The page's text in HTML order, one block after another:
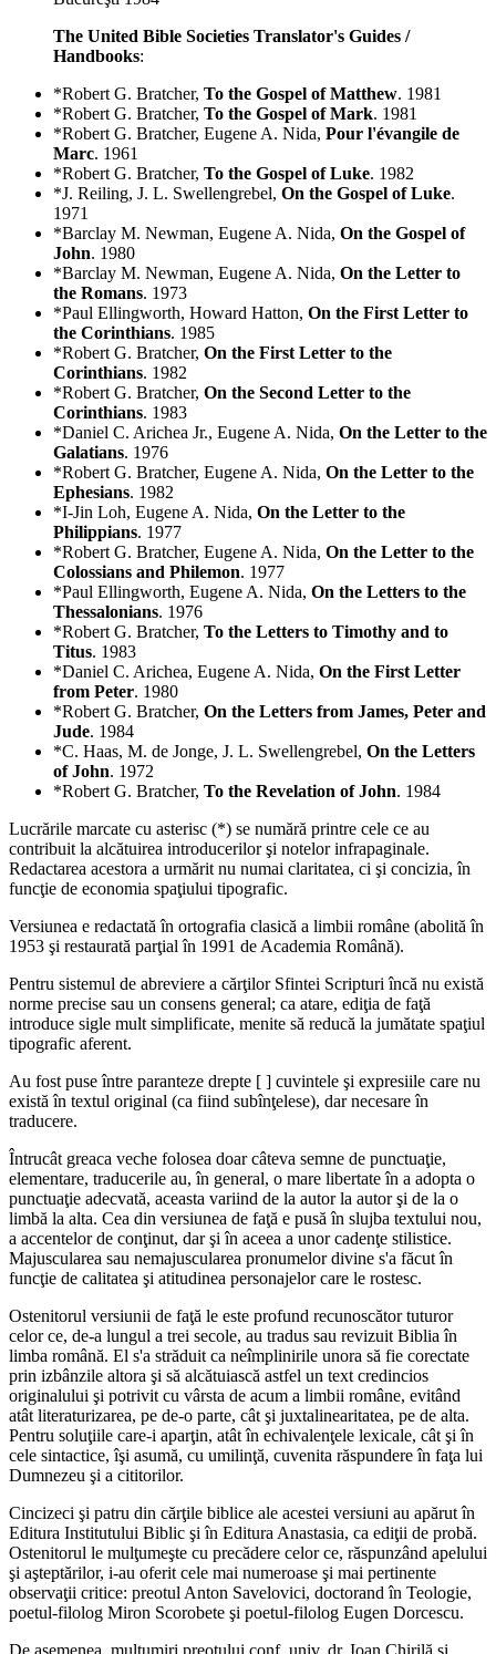
The United Bible Societies Translator's Guides /
Handbooks:
*Robert G. Bratcher, To the Gospel of Matthew. 1981
*Robert G. Bratcher, To the Gospel of Mark. 1981
*Robert G. Bratcher, Eugene A. Nida, Pour l'évangile de
Marc. 1961
*Robert G. Bratcher, To the Gospel of Luke. 1982
*J. Reiling, J. L. Swellengrebel, On the Gospel of Luke.
1971
*Barclay M. Newman, Eugene A. Nida, On the Gospel of
John. 1980
*Barclay M. Newman, Eugene A. Nida, On the Letter to
the Romans. 1973
*Paul Ellingworth, Howard Hatton, On the First Letter to
the Corinthians. 1985
*Robert G. Bratcher, On the First Letter to the
Corinthians. 1982
*Robert G. Bratcher, On the Second Letter to the
Corinthians. 1983
*Daniel C. Arichea Jr., Eugene A. Nida, On the Letter to the
Galatians. 1976
*Robert G. Bratcher, Eugene A. Nida, On the Letter to the
Ephesians. 1982
*I-Jin Loh, Eugene A. Nida, On the Letter to the
Philippians. 1977
*Robert G. Bratcher, Eugene A. Nida, On the Letter to the
Colossians and Philemon. 1977
*Paul Ellingworth, Eugene A. Nida, On the Letters to the
Thessalonians. 1976
*Robert G. Bratcher, To the Letters to Timothy and to
Titus. 1983
*Daniel C. Arichea, Eugene A. Nida, On the First Letter
from Peter. 1980
*Robert G. Bratcher, On the Letters from James, Peter and
Jude. 1984
*C. Haas, M. de Jonge, J. L. Swellengrebel, On the Letters
of John. 1972
*Robert G. Bratcher, To the Revelation of John. 1984
Lucrările marcate cu asterisc (*) se numără printre cele ce au
contribuit la alcătuirea introducerilor şi notelor infrapaginale.
Redactarea acestora a urmărit nu numai claritatea, ci şi concizia, în
funcţie de economia spaţiului tipografic.
Versiunea e redactată în ortografia clasică a limbii române (abolită în
1953 şi restaurată parţial în 1991 de Academia Română).
Pentru sistemul de abreviere a cărţilor Sfintei Scripturi încă nu există
norme precise sau un consens general; ca atare, ediţia de faţă
introduce sigle mult simplificate, menite să reducă la jumătate spaţiul
tipografic aferent.
Au fost puse între paranteze drepte [ ] cuvintele şi expresiile care nu
există în textul original (ca fiind subînţelese), dar necesare în
traducere.
Întrucât greaca veche folosea doar câteva semne de punctuaţie,
elementare, traducerile au, în general, o mare libertate în a adopta o
punctuaţie adecvată, aceasta variind de la autor la autor şi de la o
limbă la alta. Cea din versiunea de faţă e pusă în slujba textului nou,
a accentelor de conţinut, dar şi în aceea a unor cadenţe stilistice.
Majuscularea sau nemajuscularea pronumelor divine s'a făcut în
funcţie de calitatea şi atitudinea personajelor care le rostesc.
Ostenitorul versiunii de faţă le este profund recunoscător tuturor
celor ce, de-a lungul a trei secole, au tradus sau revizuit Biblia în
limba română. El s'a străduit ca neîmplinirile unora să fie corectate
prin izbânzile altora şi să alcătuiască astfel un text credincios
originalului şi potrivit cu vârsta de acum a limbii române, evitând
atât literaturizarea, pe de-o parte, cât şi juxtalinearitatea, pe de alta.
Pentru soluţiile care-i aparţin, atât în echivalenţele lexicale, cât şi în
cele sintactice, îşi asumă, cu umilinţă, cuvenita răspundere în faţa lui
Dumnezeu şi a cititorilor.
Cincizeci şi patru din cărţile biblice ale acestei versiuni au apărut în
Editura Institutului Biblic şi în Editura Anastasia, ca ediţii de probă.
Ostenitorul le mulţumeşte cu precădere celor ce, răspunzând apelului
şi aşteptărilor, i-au oferit cele mai numeroase şi mai pertinente
observaţii critice: preotul Anton Savelovici, doctorand în Teologie,
poetul-filolog Miron Scorobete şi poetul-filolog Eugen Dorcescu.
De asemenea, mulţumiri preotului conf. univ. dr. Ioan Chirilă şi